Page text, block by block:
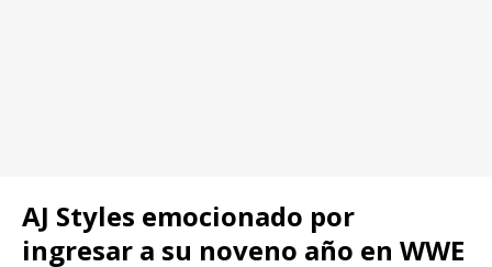
AJ Styles emocionado por
ingresar a su noveno año en WWE